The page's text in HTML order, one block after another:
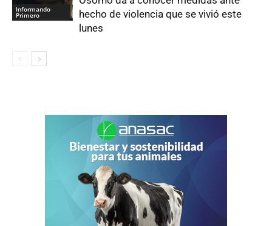
Informando
Primero
hecho de violencia que se vivió este
lunes